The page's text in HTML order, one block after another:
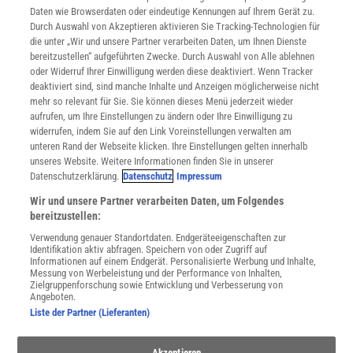
INFO
Mediadaten
Datenschutz
Nutzungsbedingungen
Cookie-Einstellungen
Utiq verwalten
Nutzungsbasierte Onlinewerbung
Alle Artikel
Impressum
Angebote für Schulen
Angebote für Institutionen
Sprachen lernen mit Gymglish
Lexika
Für Spektrum schreiben
Zugänglichkeitserklärung
WEBSEITEN
KielSCN
Daten wie Browserdaten oder eindeutige Kennungen auf Ihrem Gerät zu.
Durch Auswahl von Akzeptieren aktivieren Sie Tracking-Technologien für
die unter „Wir und unsere Partner verarbeiten Daten, um Ihnen Dienste
bereitzustellen“ aufgeführten Zwecke. Durch Auswahl von Alle ablehnen
oder Widerruf Ihrer Einwilligung werden diese deaktiviert. Wenn Tracker
deaktiviert sind, sind manche Inhalte und Anzeigen möglicherweise nicht
mehr so relevant für Sie. Sie können dieses Menü jederzeit wieder
aufrufen, um Ihre Einstellungen zu ändern oder Ihre Einwilligung zu
widerrufen, indem Sie auf den Link Voreinstellungen verwalten am
unteren Rand der Webseite klicken. Ihre Einstellungen gelten innerhalb
unseres Website. Weitere Informationen finden Sie in unserer
Datenschutzerklärung. Datenschutz Impressum
Wir und unsere Partner verarbeiten Daten, um Folgendes
bereitzustellen:
Verwendung genauer Standortdaten. Endgeräteeigenschaften zur
Identifikation aktiv abfragen. Speichern von oder Zugriff auf
Informationen auf einem Endgerät. Personalisierte Werbung und Inhalte,
Messung von Werbeleistung und der Performance von Inhalten,
Zielgruppenforschung sowie Entwicklung und Verbesserung von
Angeboten.
Liste der Partner (Lieferanten)